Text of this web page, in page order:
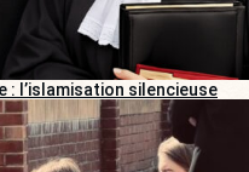
: l’islamisation silencieuse